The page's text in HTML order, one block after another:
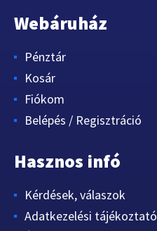
Webáruház
Pénztár
Kosár
Fiókom
Belépés / Regisztráció
Hasznos infó
Kérdések, válaszok
Adatkezelési tájékoztató